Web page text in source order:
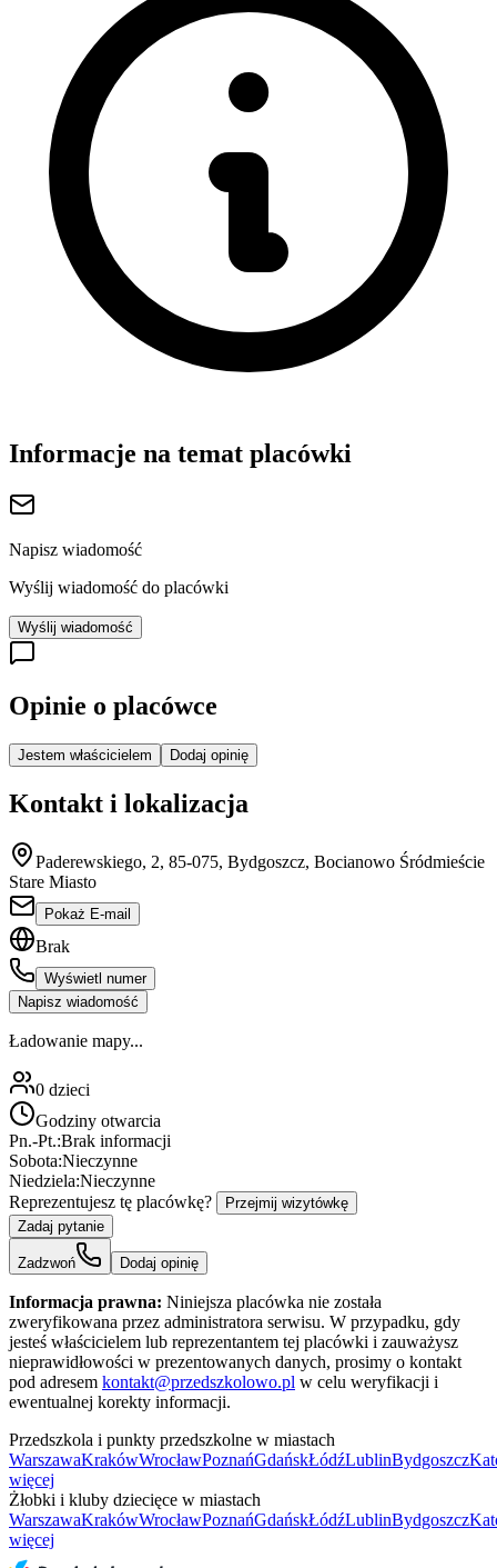
Informacje na temat placówki
Napisz wiadomość
Wyślij wiadomość do placówki
Wyślij wiadomość
Opinie o placówce
Jestem właścicielem Dodaj opinię
Kontakt i lokalizacja
Paderewskiego, 2, 85-075, Bydgoszcz, Bocianowo Śródmieście
Stare Miasto
Pokaż E-mail
Brak
Wyświetl numer
Napisz wiadomość
Ładowanie mapy...
0 dzieci
Godziny otwarcia
Pn.-Pt.:Brak informacji
Sobota:Nieczynne
Niedziela:Nieczynne
Reprezentujesz tę placówkę?
Przejmij wizytówkę
Zadaj pytanie
Zadzwoń Dodaj opinię
Informacja prawna: Niniejsza placówka nie została
zweryfikowana przez administratora serwisu. W przypadku, gdy
jesteś właścicielem lub reprezentantem tej placówki i zauważysz
nieprawidłowości w prezentowanych danych, prosimy o kontakt
pod adresem kontakt@przedszkolowo.pl w celu weryfikacji i
ewentualnej korekty informacji.
Przedszkola i punkty przedszkolne w miastach
WarszawaKrakówWrocławPoznańGdańskŁódźLublinBydgoszcz
więcej
Żłobki i kluby dziecięce w miastach
WarszawaKrakówWrocławPoznańGdańskŁódźLublinBydgoszcz
więcej